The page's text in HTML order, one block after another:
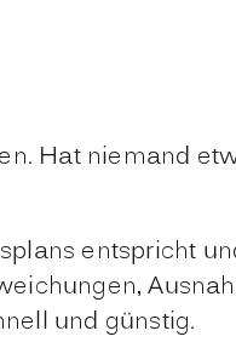
Hat niemand
entspricht
und günstig.